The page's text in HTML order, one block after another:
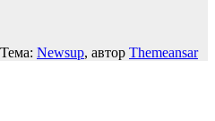
Тема: Newsup, автор Themeansar